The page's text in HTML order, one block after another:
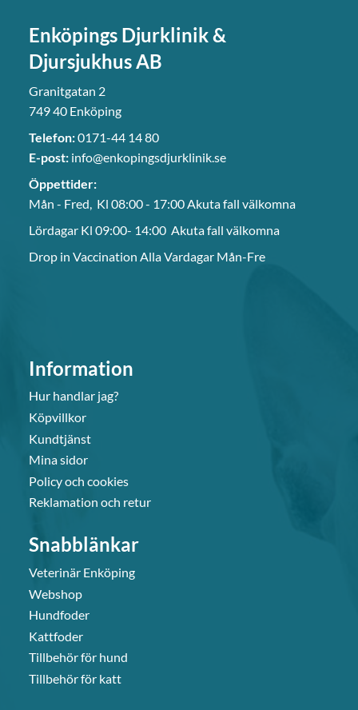
Enköpings Djurklinik &
Djursjukhus AB
Granitgatan 2
749 40 Enköping
Telefon:0171-44 14 80
E-post: info@enkopingsdjurklinik.se
Öppettider:
Mån - Fred, Kl 08:00 - 17:00 Akuta fall välkomna
Lördagar Kl 09:00- 14:00 Akuta fall välkomna
Drop in Vaccination Alla Vardagar Mån-Fre
Information
Hur handlar jag?
Köpvillkor
Kundtjänst
Mina sidor
Policy och cookies
Reklamation och retur
Snabblänkar
Veterinär Enköping
Webshop
Hundfoder
Kattfoder
Tillbehör för hund
Tillbehör för katt